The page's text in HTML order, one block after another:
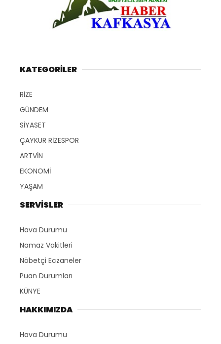
KATEGORİLER
RİZE
GÜNDEM
SİYASET
ÇAYKUR RİZESPOR
ARTVİN
EKONOMİ
YAŞAM
SERVİSLER
Hava Durumu
Namaz Vakitleri
Nöbetçi Eczaneler
Puan Durumları
KÜNYE
HAKKIMIZDA
Hava Durumu